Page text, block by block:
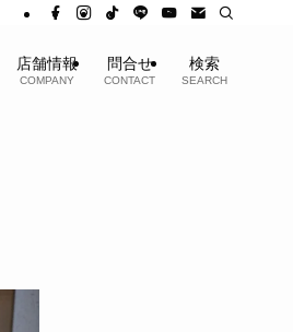
店舗情報
COMPANY
問合せ
CONTACT
検索
SEARCH